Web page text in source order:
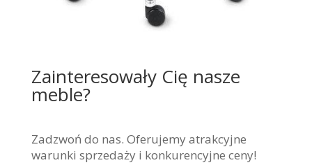
Zainteresowały Cię nasze
meble?
Zadzwoń do nas. Oferujemy atrakcyjne
warunki sprzedaży i konkurencyjne ceny!